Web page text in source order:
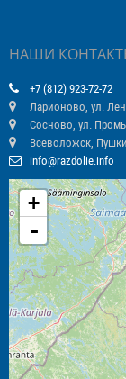
НАШИ
+7 (812) 923-72-72
Ларионово, ул.
Сосново, ул.
Всеволожск,
info@razdolie.info
+
-